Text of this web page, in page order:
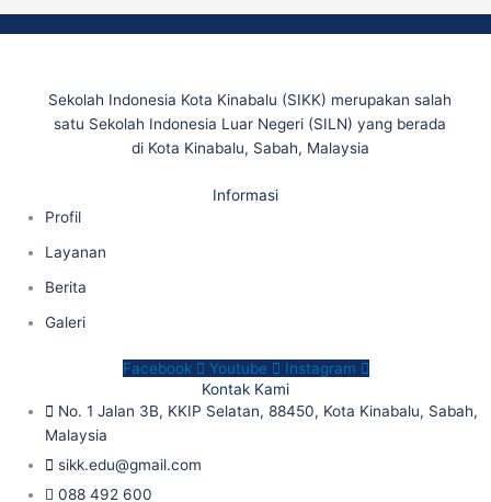
Sekolah Indonesia Kota Kinabalu (SIKK) merupakan salah
satu Sekolah Indonesia Luar Negeri (SILN) yang berada
di Kota Kinabalu, Sabah, Malaysia
Informasi
Profil
Layanan
Berita
Galeri
Facebook Youtube
Instagram
Kontak Kami
No. 1 Jalan 3B, KKIP Selatan, 88450, Kota Kinabalu, Sabah,
Malaysia
sikk.edu@gmail.com
088 492 600